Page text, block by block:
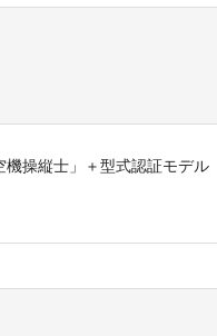
操縦士」＋型式認証モデル